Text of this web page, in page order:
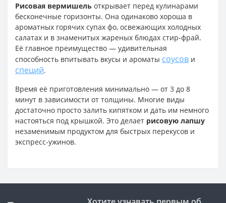
Рисовая вермишель открывает перед кулинарами
бесконечные горизонты. Она одинаково хороша в
ароматных горячих супах фо, освежающих холодных
салатах и в знаменитых жареных блюдах стир-фрай.
Её главное преимущество — удивительная
способность впитывать вкусы и ароматы соусов и
специй.
Время её приготовления минимально — от 3 до 8
минут в зависимости от толщины. Многие виды
достаточно просто залить кипятком и дать им немного
настояться под крышкой. Это делает рисовую лапшу
незаменимым продуктом для быстрых перекусов и
экспресс-ужинов.